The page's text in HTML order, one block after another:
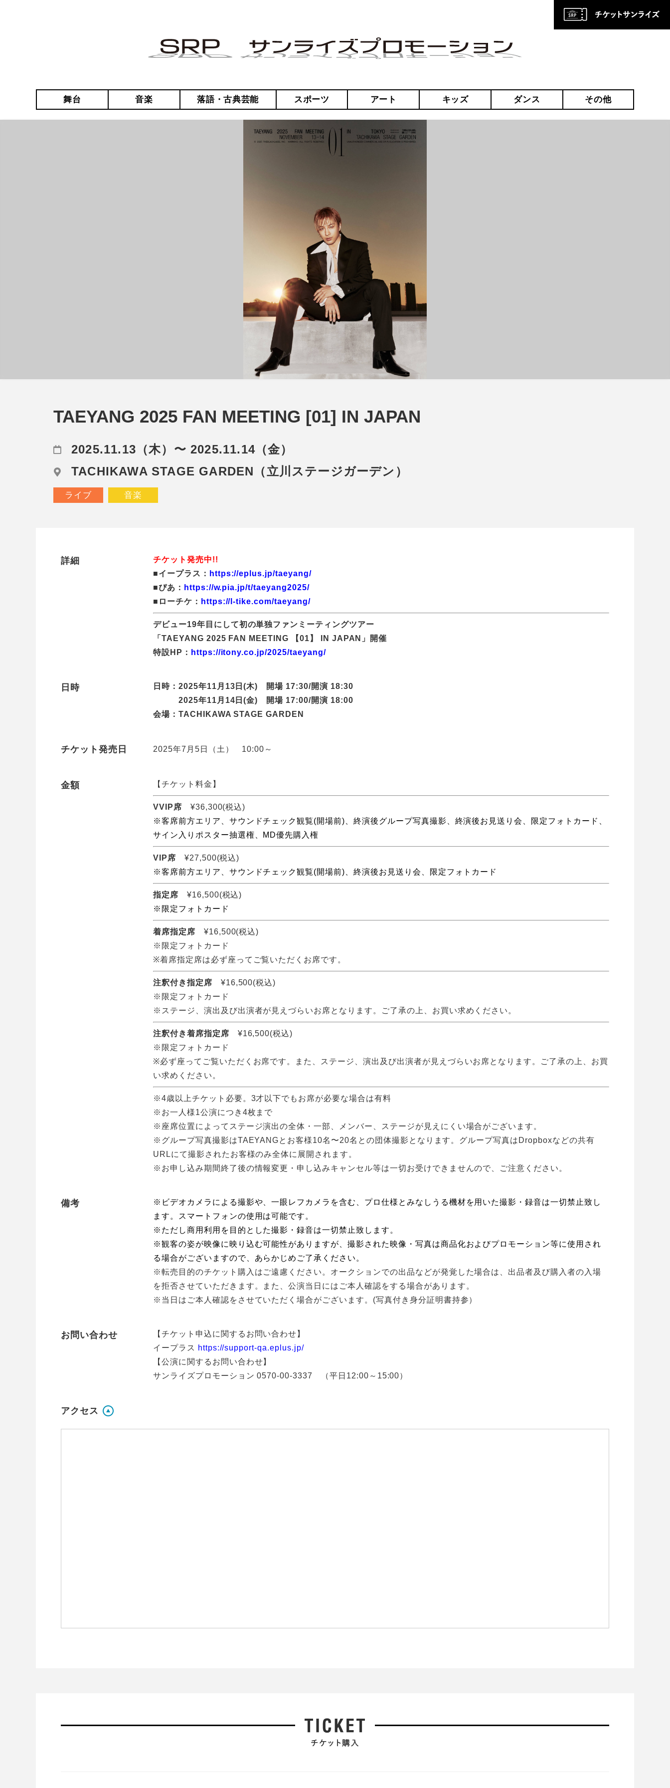
舞台 音楽 落語・古典芸能 スポーツ アート キッズ ダンス その他
TAEYANG 2025 FAN MEETING [01] IN JAPAN
2025.11.13（木）〜 2025.11.14（金）
TACHIKAWA STAGE GARDEN（立川ステージガーデン）
ライブ 音楽
詳細
チケット発売中!!
■イープラス： https://eplus.jp/taeyang/
■ぴあ： https://w.pia.jp/t/taeyang2025/
■ローチケ： https://l-tike.com/taeyang/
デビュー19年目にして初の単独ファンミーティングツアー
「TAEYANG 2025 FAN MEETING 【01】 IN JAPAN」開催
特設HP： https://itony.co.jp/2025/taeyang/
日時
日時：2025年11⽉13⽇(⽊) 開場 17:30/開演 18:30
2025年11⽉14⽇(⾦) 開場 17:00/開演 18:00
会場：TACHIKAWA STAGE GARDEN
チケット発売日 2025年7月5日（土） 10:00～
金額 【チケット料金】
VVIP席 ¥36,300(税込)
※客席前⽅エリア、サウンドチェック観覧(開場前)、終演後グループ写真撮影、終演後お⾒送り会、限定フォトカード、
サイン⼊りポスター抽選権、MD優先購⼊権
VIP席 ¥27,500(税込)
※客席前⽅エリア、サウンドチェック観覧(開場前)、終演後お⾒送り会、限定フォトカード
指定席 ¥16,500(税込)
※限定フォトカード
着席指定席 ¥16,500(税込)
※限定フォトカード
※着席指定席は必ず座ってご覧いただくお席です。
注釈付き指定席 ¥16,500(税込)
※限定フォトカード
※ステージ、演出及び出演者が見えづらいお席となります。ご了承の上、お買い求めください。
注釈付き着席指定席 ¥16,500(税込)
※限定フォトカード
※必ず座ってご覧いただくお席です。また、ステージ、演出及び出演者が見えづらいお席となります。ご了承の上、お買
い求めください。
※4歳以上チケット必要。3才以下でもお席が必要な場合は有料
※お⼀⼈様1公演につき4枚まで
※座席位置によってステージ演出の全体・⼀部、メンバー、ステージが⾒えにくい場合がございます。
※グループ写真撮影はTAEYANGとお客様10名〜20名との団体撮影となります。グループ写真はDropboxなどの共有
URLにて撮影されたお客様のみ全体に展開されます。
※お申し込み期間終了後の情報変更・申し込みキャンセル等は⼀切お受けできませんので、ご注意ください。
備考
※ビデオカメラによる撮影や、⼀眼レフカメラを含む、プロ仕様とみなしうる機材を⽤いた撮影・録⾳は⼀切禁⽌致し
ます。スマートフォンの使⽤は可能です。
※ただし商⽤利⽤を⽬的とした撮影・録⾳は⼀切禁⽌致します。
※観客の姿が映像に映り込む可能性がありますが、撮影された映像・写真は商品化およびプロモーション等に使⽤され
る場合がございますので、あらかじめご了承ください。
※転売⽬的のチケット購⼊はご遠慮ください。オークションでの出品などが発覚した場合は、出品者及び購⼊者の⼊場
を拒否させていただきます。また、公演当⽇にはご本⼈確認をする場合があります。
※当⽇はご本⼈確認をさせていただく場合がございます。(写真付き⾝分証明書持参）
お問い合わせ
【チケット申込に関するお問い合わせ】
イープラス https://support-qa.eplus.jp/
【公演に関するお問い合わせ】
サンライズプロモーション 0570-00-3337 （平日12:00～15:00）
アクセス